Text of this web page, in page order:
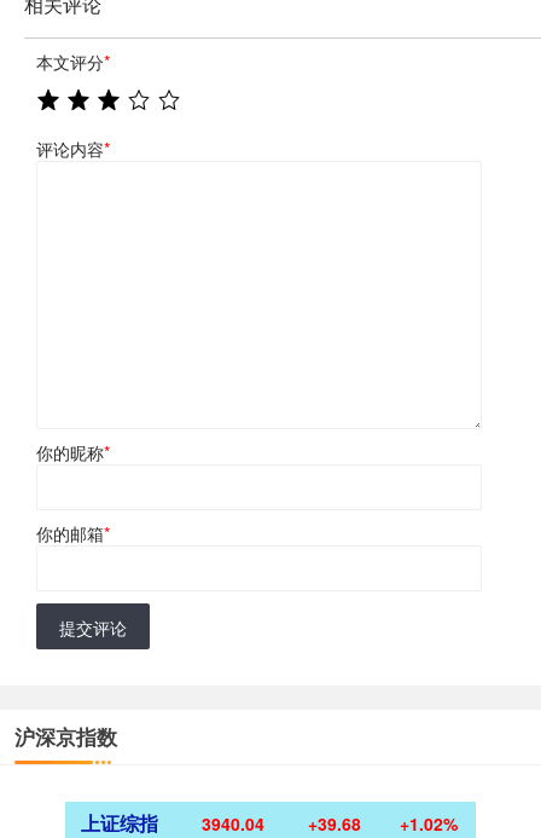
本文评分*
评论内容*
你的昵称*
你的邮箱*
提交评论
沪深京指数
上证综指 3940.04 +39.68 +1.02%